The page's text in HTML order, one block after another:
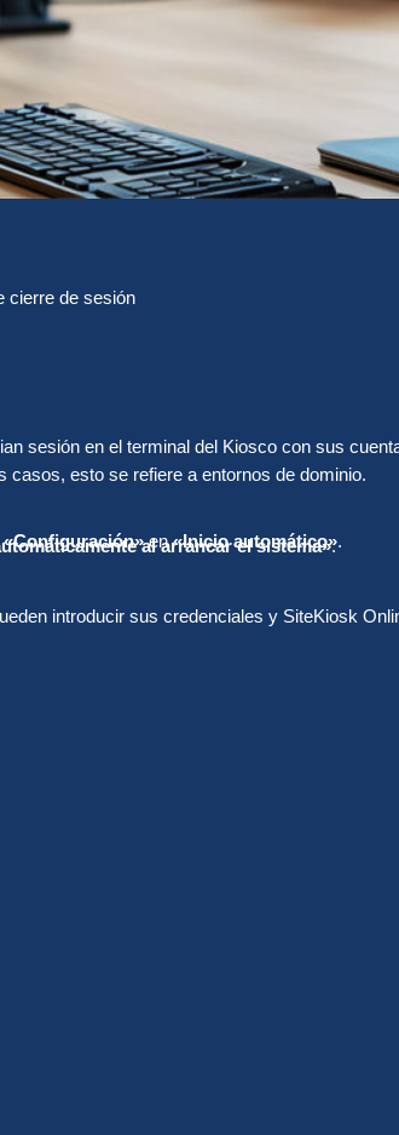
cierre de sesión
sesión en el terminal del Kiosco con sus
casos, esto se refiere a entornos de dominio.
«Configuración»en«Inicio automático».
al arrancar el sistema».
introducir sus credenciales y SiteKiosk